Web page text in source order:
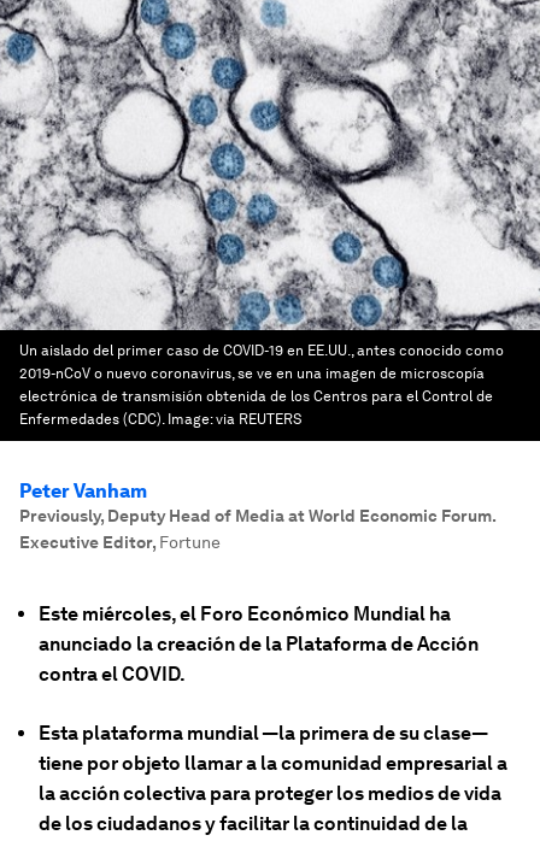
Un aislado del primer caso de COVID-19 en EE.UU., antes conocido como
2019-nCoV o nuevo coronavirus, se ve en una imagen de microscopía
electrónica de transmisión obtenida de los Centros para el Control de
Enfermedades (CDC). Image:via REUTERS
Peter Vanham
Previously, Deputy Head of Media at World Economic Forum.
Executive Editor, Fortune
Este miércoles, el Foro Económico Mundial ha
anunciado la creación de la Plataforma de Acción
contra el COVID.
Esta plataforma mundial —la primera de su clase—
tiene por objeto llamar a la comunidad empresarial a
la acción colectiva para proteger los medios de vida
de los ciudadanos y facilitar la continuidad de la